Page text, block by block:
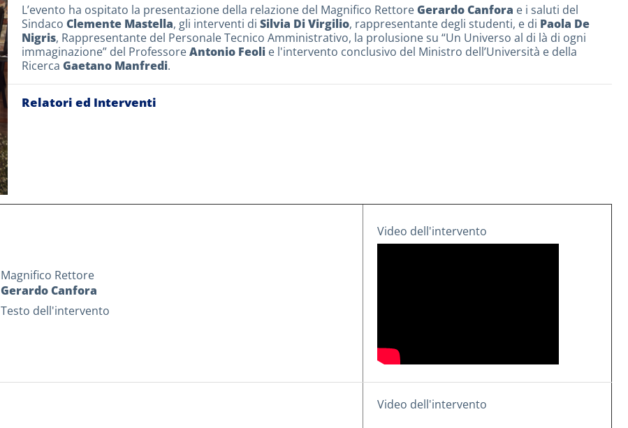
L’evento ha ospitato la presentazione della relazione del Magnifico RettoreGerardo Canfora e i saluti del
Sindaco Clemente Mastella, gli interventi di Silvia Di Virgilio, rappresentante degli studenti, e di Paola De
Nigris, Rappresentante del Personale Tecnico Amministrativo, la prolusione su “Un Universo al di là di ogni
immaginazione” del ProfessoreAntonio Feoli e l'intervento conclusivo del Ministro dell’Università e della
Ricerca Gaetano Manfredi.
Relatori ed Interventi
Magnifico Rettore
Gerardo Canfora
Testo dell'intervento
Video dell'intervento
Video dell'intervento